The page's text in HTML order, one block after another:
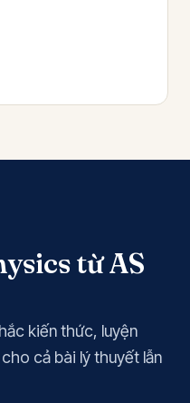
từ AS
kiến thức, luyện
cả bài lý thuyết lẫn